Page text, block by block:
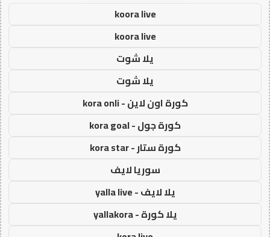
koora live
koora live
يلا شوت
يلا شوت
كورة اون لاين - kora onli
كورة جول - kora goal
كورة ستار - kora star
سوريا لايف
يلا لايف - yalla live
يلا كورة - yallakora